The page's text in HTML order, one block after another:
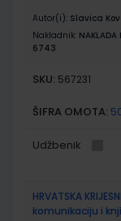
Autor(i): Slavica
Nakladnik: NAKLADA
6743
SKU: 567231
ŠIFRA OMOTA:
Udžbenik
HRVATSKA
komunikaciju i